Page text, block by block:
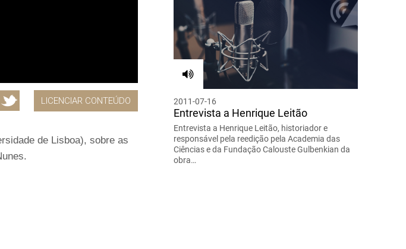
LICENCIAR CONTEÚDO
de Lisboa), sobre as
2011-07-16
Entrevista a Henrique Leitão
Entrevista a Henrique Leitão, historiador e
responsável pela reedição pela Academia das
Ciências e da Fundação Calouste Gulbenkian da
obra…